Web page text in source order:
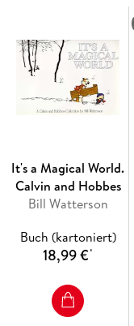
It's a Magical World.
Calvin and Hobbes
Bill Watterson
Buch (kartoniert)
18,99 €*